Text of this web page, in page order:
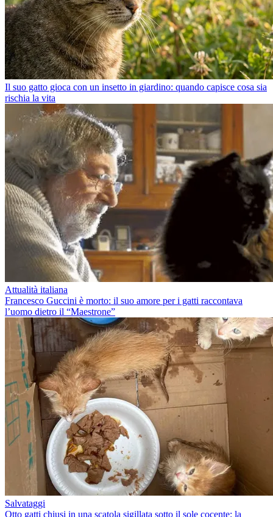
Il suo gatto gioca con un insetto in giardino: quando capisce cosa sia
rischia la vita
Attualità italiana
Francesco Guccini è morto: il suo amore per i gatti raccontava
l’uomo dietro il “Maestrone”
Salvataggi
Otto gatti chiusi in una scatola sigillata sotto il sole cocente: la